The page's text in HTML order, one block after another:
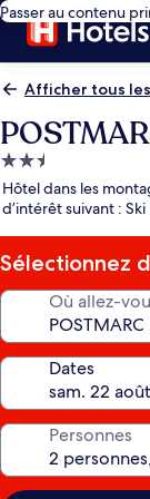
Passer au contenu
Afficher tous
Hébergement
2.5 étoiles
Hôtel dans les
d’intérêt suivant :
Sélectionnez
Où allez-
Dates
Personnes